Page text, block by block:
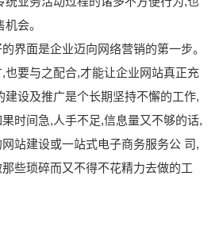
会。
界面是企业迈向网络营销的第一步。
也要与之配合,才能让企业网站真正充
建设及推广是个长期坚持不懈的工作,
时间急,人手不足,信息量又不够的话,
站建设或一站式电子商务服务公 司,
些琐碎而又不得不花精力去做的工